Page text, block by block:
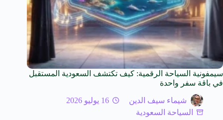
سيمفونية السياحة الرقمية: كيف تكتشف السعودية المستقبل
في باقة سفر واحدة
شيماء سيف الدين
16 يوليو 2026
السياحة السعودية